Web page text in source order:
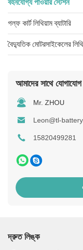
বহনযোগ্য পাওয়ার স্টেশন
গল্ফ কার্ট লিথিয়াম ব্যাটারি
বৈদ্যুতিক মোটরসাইকেলের
আমাদের সাথে যোগাযোগ
Mr. ZHOU
Leon@tl-
15820499281
দ্রুত লিঙ্ক